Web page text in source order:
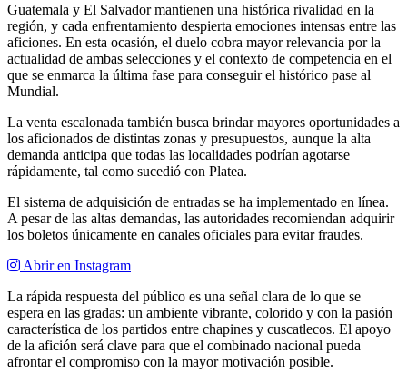
Guatemala y El Salvador mantienen una histórica rivalidad en la
región, y cada enfrentamiento despierta emociones intensas entre las
aficiones. En esta ocasión, el duelo cobra mayor relevancia por la
actualidad de ambas selecciones y el contexto de competencia en el
que se enmarca la última fase para conseguir el histórico pase al
Mundial.
La venta escalonada también busca brindar mayores oportunidades a
los aficionados de distintas zonas y presupuestos, aunque la alta
demanda anticipa que todas las localidades podrían agotarse
rápidamente, tal como sucedió con Platea.
El sistema de adquisición de entradas se ha implementado en línea.
A pesar de las altas demandas, las autoridades recomiendan adquirir
los boletos únicamente en canales oficiales para evitar fraudes.
Abrir en Instagram
La rápida respuesta del público es una señal clara de lo que se
espera en las gradas: un ambiente vibrante, colorido y con la pasión
característica de los partidos entre chapines y cuscatlecos. El apoyo
de la afición será clave para que el combinado nacional pueda
afrontar el compromiso con la mayor motivación posible.